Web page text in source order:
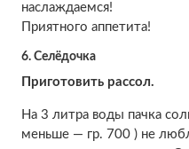
наслаждаемся!
Приятного аппетита!
6. Cелёдочка
Приготовить рассол.
На 3 литра воды пачка
меньше — гр. 700 ) не